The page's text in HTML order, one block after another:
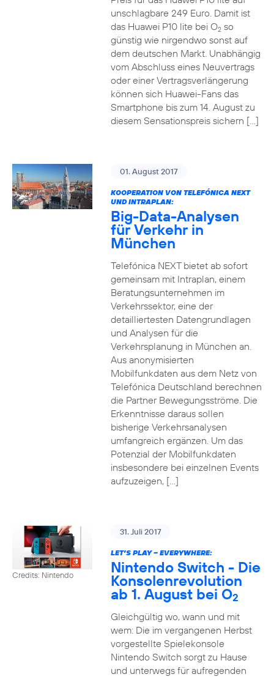
unschlagbare 249 Euro. Damit ist
das Huawei P10 lite bei O2so
günstig wie nirgendwo sonst auf
dem deutschen Markt. Unabhängig
vom Abschluss eines Neuvertrags
oder einer Vertragsverlängerung
können sich Huawei-Fans das
Smartphone bis zum 14. August zu
diesem Sensationspreis sichern […]
01. August 2017
KOOPERATION VON TELEFÓNICA NEXT
UND INTRAPLAN:
Big-Data-Analysen
für Verkehr in
München
Telefónica NEXT bietet ab sofort
gemeinsam mit Intraplan, einem
Beratungsunternehmen im
Verkehrssektor, eine der
detailliertesten Datengrundlagen
und Analysen für die
Verkehrsplanung in München an.
Aus anonymisierten
Mobilfunkdaten aus dem Netz von
Telefónica Deutschland berechnen
die Partner Bewegungsströme. Die
Erkenntnisse daraus sollen
bisherige Verkehrsanalysen
umfangreich ergänzen. Um das
Potenzial der Mobilfunkdaten
insbesondere bei einzelnen Events
aufzuzeigen, […]
Credits: Nintendo
31. Juli 2017
LET’S PLAY – EVERYWHERE:
Nintendo Switch - Die
Konsolenrevolution
ab 1. August bei O2
Gleichgültig wo, wann und mit
wem: Die im vergangenen Herbst
vorgestellte Spielekonsole
Nintendo Switch sorgt zu Hause
und unterwegs für aufregenden